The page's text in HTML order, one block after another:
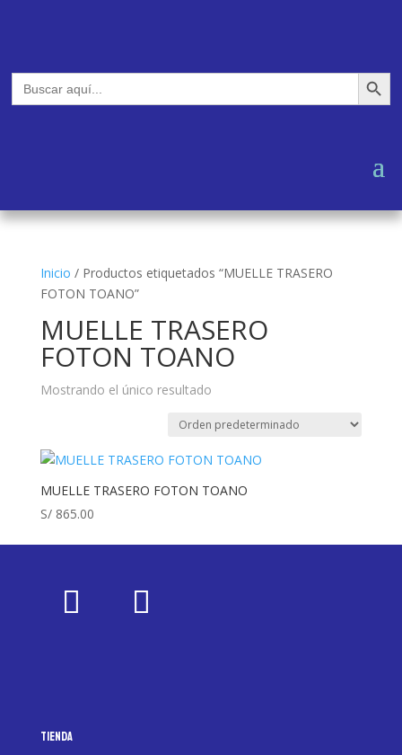
Buscar: Botón de
Inicio / Productos etiquetados “MUELLE TRASERO
FOTON TOANO”
MUELLE TRASERO
FOTON TOANO
Mostrando el único resultado
MUELLE TRASERO FOTON TOANO
S/865.00
Tienda